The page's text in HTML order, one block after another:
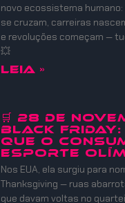
novo ecossistema
se cruzam, carreiras
e revoluções começam —
💥
Leia »
🛒 28 de
Black Friday:
que o
Esporte
Nos EUA, ela surgiu para
Thanksgiving — ruas
que davam voltas no